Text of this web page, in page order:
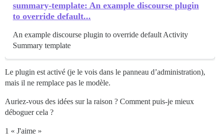
summary-template: An example discourse plugin
to override default...
An example discourse plugin to override default Activity
Summary template
Le plugin est activé (je le vois dans le panneau d’administration),
mais il ne remplace pas le modèle.
Auriez-vous des idées sur la raison ? Comment puis-je mieux
déboguer cela ?
1 « J'aime »